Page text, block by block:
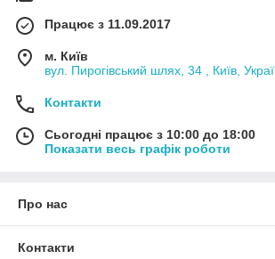
Працює з 11.09.2017
м. Київ
вул. Пирогівський шлях, 34 , Київ,
Контакти
Сьогодні працює з 10:00 до 18:00
Показати весь графік роботи
Про нас
Контакти